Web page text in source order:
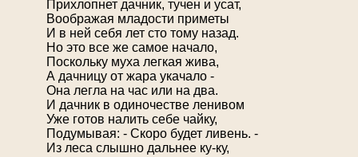
Прихлопнет дачник, тучен и усат,
Воображая младости приметы
И в ней себя лет сто тому назад.
Но это все же самое начало,
Поскольку муха легкая жива,
А дачницу от жара укачало -
Она легла на час или на два.
И дачник в одиночестве ленивом
Уже готов налить себе чайку,
Подумывая: - Скоро будет ливень. -
Из леса слышно дальнее ку-ку,